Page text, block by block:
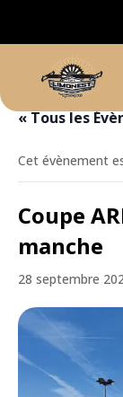
« Tous les
Cet évènement
Coupe
manche
28 septembre